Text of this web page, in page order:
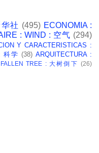
社 (495) ECONOMIA :
: WIND : 空气 (294)
Y CARACTERISTICAS :
科学 (38) ARQUITECTURA :
TREE : 大树倒下 (26)